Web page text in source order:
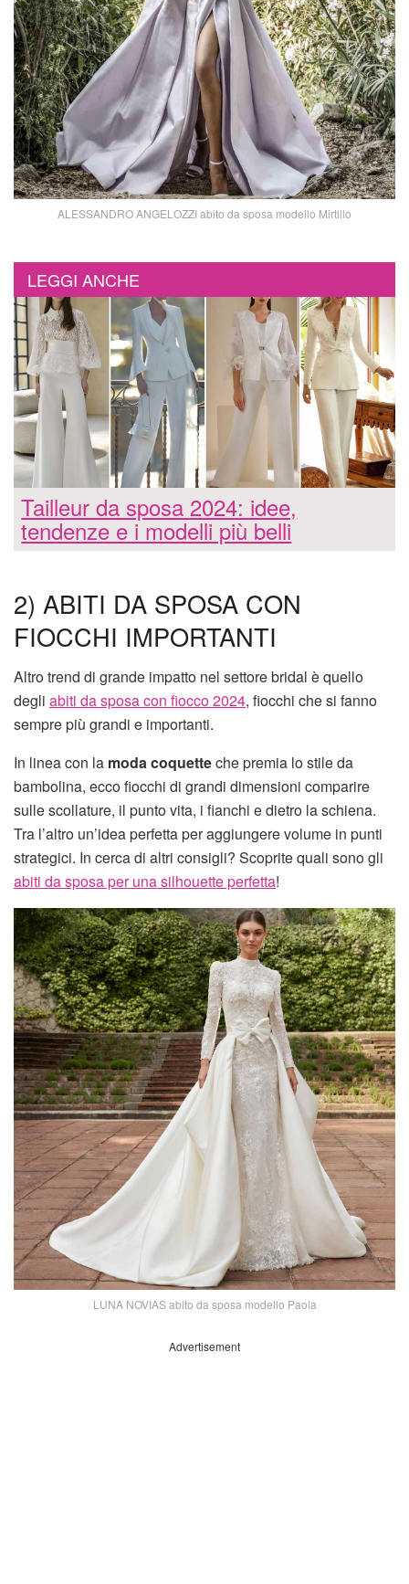
ALESSANDRO ANGELOZZI abito da sposa modello Mirtillo
LEGGI ANCHE
Tailleur da sposa 2024: idee,
tendenze e i modelli più belli
2) ABITI DA SPOSA CON
FIOCCHI IMPORTANTI
Altro trend di grande impatto nel settore bridal è quello
degli abiti da sposa con fiocco 2024, fiocchi che si fanno
sempre più grandi e importanti.
In linea con la moda coquetteche premia lo stile da
bambolina, ecco fiocchi di grandi dimensioni comparire
sulle scollature, il punto vita, i fianchi e dietro la schiena.
Tra l’altro un’idea perfetta per aggiungere volume in punti
strategici. In cerca di altri consigli? Scoprite quali sono gli
abiti da sposa per una silhouette perfetta!
LUNA NOVIAS abito da sposa modello Paola
Advertisement